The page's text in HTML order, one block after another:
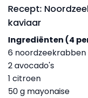
Recept:
kaviaar
Ingrediënten (4
6 noordzeekrabben
2 avocado's
1 citroen
50 g mayonaise